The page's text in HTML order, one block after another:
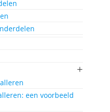
een voorbeeld